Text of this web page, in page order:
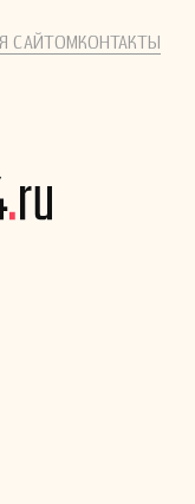
САЙТОМКОНТАКТЫ